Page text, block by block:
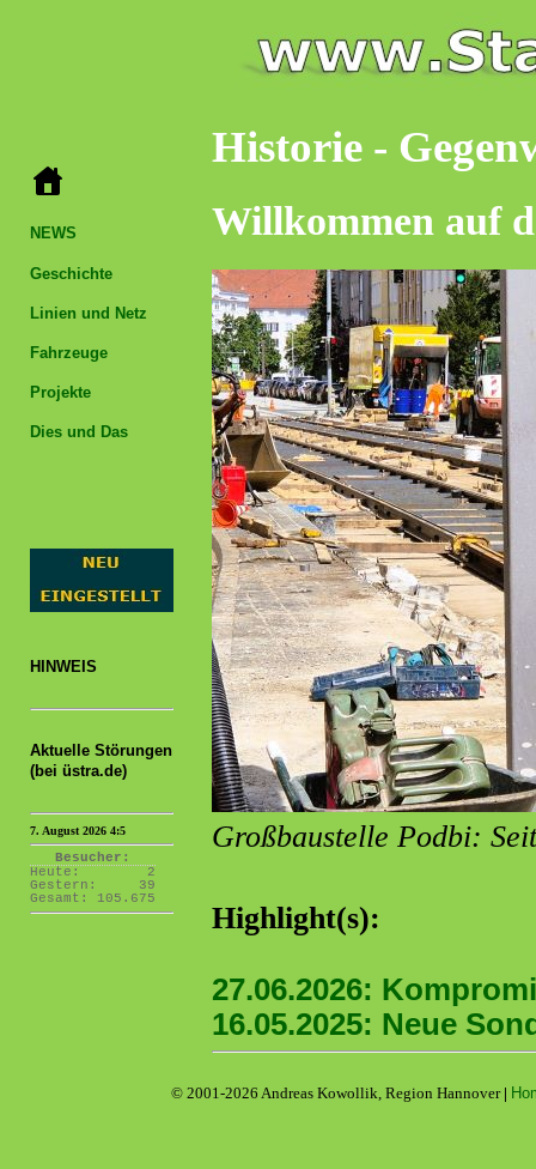
NEWS
Geschichte
Linien und Netz
Fahrzeuge
Projekte
Dies und Das
HINWEIS
Aktuelle Störungen
(bei üstra.de)
7. August 2026 4:5
Besucher:
Heute:
2
Gestern:
39
Gesamt:
105.675
Historie -
Willkommen auf
Großbaustelle Podbi:
Highlight(s):
27.06.2026:
16.05.2025: Neue
© 2001-2026 Andreas Kowollik, Region Hannover |